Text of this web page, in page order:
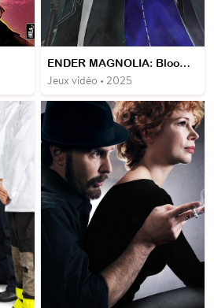
ENDER MAGNOLIA: Bloom in the Mist
Jeux vidéo • 2025